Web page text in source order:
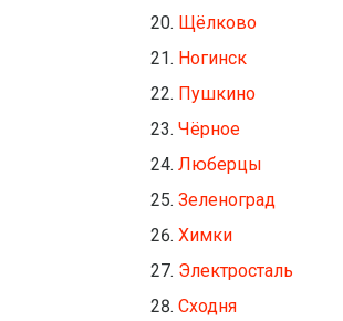
Щёлково
Ногинск
Пушкино
Чёрное
Люберцы
Зеленоград
Химки
Электросталь
Сходня